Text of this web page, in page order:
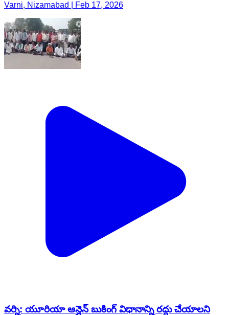
Varni, Nizamabad | Feb 17, 2026
వర్ని: యూరియా ఆన్లైన్ బుకింగ్ విధానాన్ని రద్దు చేయాలని